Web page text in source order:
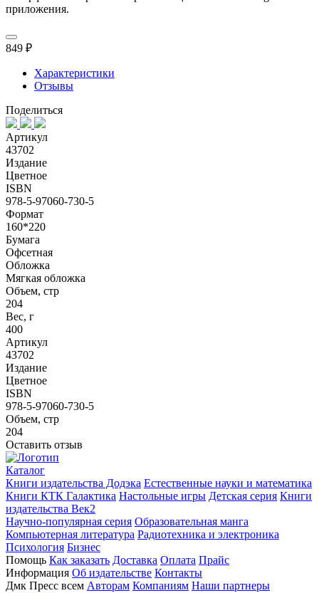
приложения.
849 ₽
Характеристики
Отзывы
Поделиться
Артикул
43702
Издание
Цветное
ISBN
978-5-97060-730-5
Формат
160*220
Бумага
Офсетная
Обложка
Мягкая обложка
Объем, стр
204
Вес, г
400
Артикул
43702
Издание
Цветное
ISBN
978-5-97060-730-5
Объем, стр
204
Оставить отзыв
Каталог
Книги издательства Додэка Естественные науки и математика
Книги КТК Галактика Настольные игры Детская серия Книги
издательства Век2
Научно-популярная серия Образовательная манга
Компьютерная литература Радиотехника и электроника
Психология Бизнес
Помощь Как заказать Доставка Оплата Прайс
Информация Об издательстве Контакты
Дмк Пресс всем Авторам Компаниям Наши партнеры